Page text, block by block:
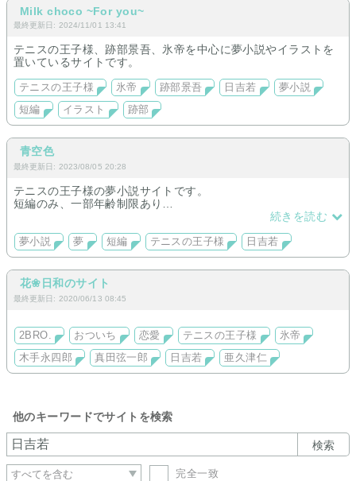
Milk choco ~For you~
最終更新日: 2024/11/01 13:41
テニスの王子様、跡部景吾、氷帝を中心に夢小説やイラストを
置いているサイトです。
テニスの王子様 氷帝 跡部景吾 日吉若
夢小説
短編
イラスト 跡部
青空色
最終更新日: 2023/08/05 20:28
テニスの王子様の夢小説サイトです。
短編のみ、一部年齢制限あり
現在日吉のみですが今後もっと作品数増やす予定です。続きを読む
夢小説 夢 短編 テニスの王子様 日吉若
花❀日和のサイト
最終更新日: 2020/06/13 08:45
2BRO. おついち 恋愛 テニスの王子様
氷帝
木手永四郎
真田弦一郎 日吉若 亜久津仁
他のキーワードでサイトを検索
検索
完全一致